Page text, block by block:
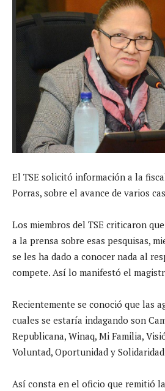
El TSE solicitó información a la
Porras, sobre el avance de varios
Los miembros del TSE criticaron
a la prensa sobre esas pesquisas,
se les ha dado a conocer nada al
compete. Así lo manifestó el
Recientemente se conoció que las
cuales se estaría indagando son
Republicana, Winaq, Mi Familia,
Voluntad, Oportunidad y Solidaridad
Así consta en el oficio que remitió